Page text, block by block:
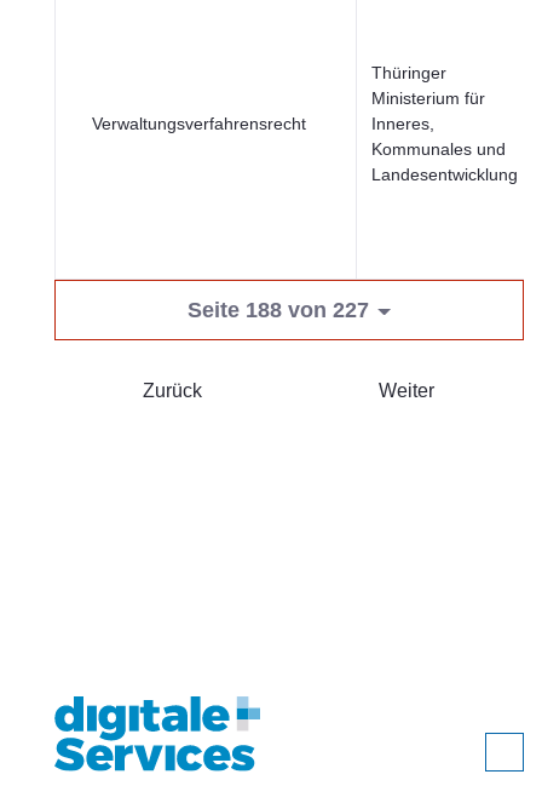
Verwaltungsverfahrensrecht
Thüringer
Ministerium für
Inneres,
Kommunales und
Landesentwicklung
Seite 188 von 227
Zurück Weiter